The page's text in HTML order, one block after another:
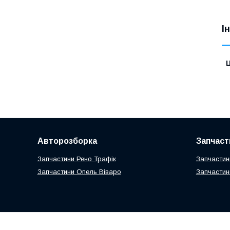
Авторозборка
Запчастини Рено Трафік
Запчастини Опель Віваро